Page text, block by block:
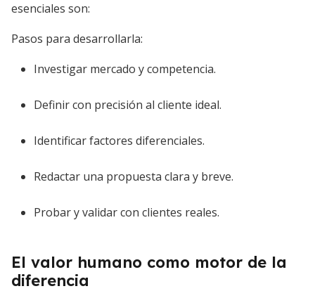
esenciales son:
Pasos para desarrollarla:
Investigar mercado y competencia.
Definir con precisión al cliente ideal.
Identificar factores diferenciales.
Redactar una propuesta clara y breve.
Probar y validar con clientes reales.
El valor humano como motor de la
diferencia